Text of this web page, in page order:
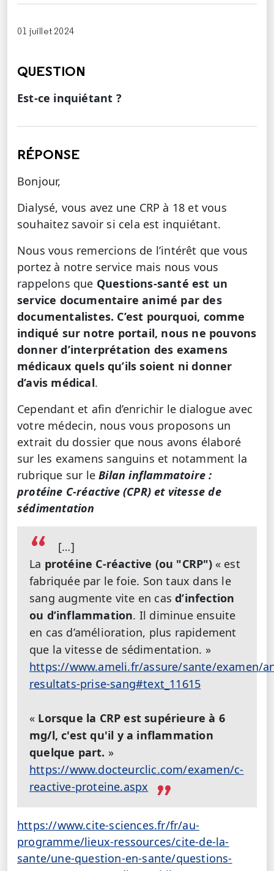
01 juillet 2024
QUESTION
Est-ce inquiétant ?
RÉPONSE
Bonjour,
Dialysé, vous avez une CRP à 18 et vous
souhaitez savoir si cela est inquiétant.
Nous vous remercions de l’intérêt que vous
portez à notre service mais nous vous
rappelons que Questions-santé est un
service documentaire animé par des
documentalistes. C’est pourquoi, comme
indiqué sur notre portail, nous ne pouvons
donner d’interprétation des examens
médicaux quels qu’ils soient ni donner
d’avis médical.
Cependant et afin d’enrichir le dialogue avec
votre médecin, nous vous proposons un
extrait du dossier que nous avons élaboré
sur les examens sanguins et notamment la
rubrique sur leBilan inflammatoire :
protéine C-réactive (CPR) et vitesse de
sédimentation
[…]
La protéine C-réactive (ou "CRP") « est
fabriquée par le foie. Son taux dans le
sang augmente vite en casd’infection
ou d’inflammation. Il diminue ensuite
en cas d’amélioration, plus rapidement
que la vitesse de sédimentation. »
https://www.ameli.fr/assure/sante/examen/
resultats-prise-sang#text_11615
« Lorsque la CRP est supérieure à 6
mg/l, c'est qu'il y a inflammation
quelque part. »
https://www.docteurclic.com/examen/c-
reactive-proteine.aspx
https://www.cite-sciences.fr/fr/au-
programme/lieux-ressources/cite-de-la-
sante/une-question-en-sante/questions-